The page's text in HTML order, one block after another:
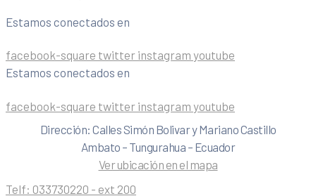
Estamos conectados en
facebook-square twitter instagram youtube
Estamos conectados en
facebook-square twitter instagram youtube
Dirección: Calles Simón Bolivar y Mariano Castillo
Ambato – Tungurahua – Ecuador
Ver ubicación en el mapa
Telf: 033730220 - ext 200